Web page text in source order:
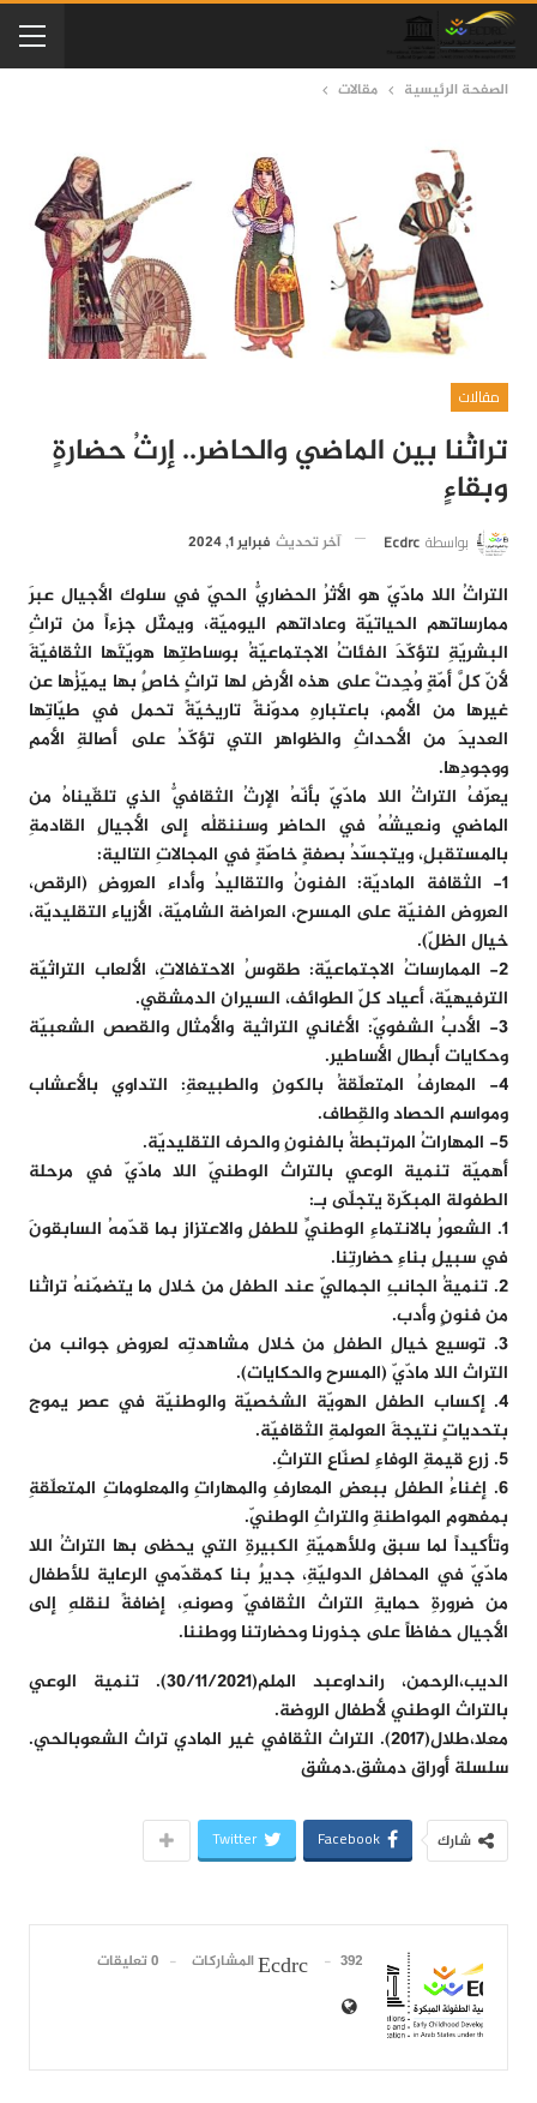
الصفحة الرئيسية مقالات
مقالات
تراثُنا بين الماضي والحاضر.. إرثُ حضارةٍ
وبقاءٍ
بواسطة Ecdrc آخر تحديث فبراير 1, 2024
التراثُ اللا مادّيّ هو الأثرُ الحضاريُّ الحيّ في سلوك الأجيال عبرَ
ممارساتهم الحياتيّة وعاداتهم اليوميّة، ويمثّل جزءاً من تراثِ
البشريّةِ لتؤكّدَ الفئاتُ الاجتماعيّةُ بوساطتِها هويّتَها الثقافيّةَ
لأنّ كلَّ أمّةٍ وُجِدتْ على هذه الأرضِ لها تراثٍ خاصٌٍ بها يميّزُها عن
غيرِها من الأممِ، باعتبارِهِ مدوّنةً تاريخيّةً تحمل في طيّاتِها
العديدَ من الأحداثِ والظواهرِ التي تؤكّدُ على أصالةِ الأممِ
ووجودِها.
يعرّفُ التراثُ اللا مادّيّ بأنّهُ الإرثُ الثقافيُّ الذي تلقّيناهُ من
الماضي ونعيشُهُ في الحاضرِ وسننقلُه إلى الأجيالِ القادمةِ
بالمستقبلِ، ويتجسّدُ بصفةٍ خاصّةٍ في المجالاتِ التالية:
1- الثقافة الماديّة: الفنونُ والتقاليدُ وأداء العروضِ (الرقص،
العروض الفنيّة على المسرح، العراضة الشاميّة، الأزياء التقليديّة،
خيال الظلّ).
2- الممارساتُ الاجتماعيّة: طقوسُ الاحتفالاتِ، الألعاب التراثيّة
الترفيهيّة، أعياد كلّ الطوائف، السيران الدمشقي.
3- الأدبُ الشفويّ: الأغاني التراثية والأمثال والقصص الشعبيّة
وحكايات أبطال الأساطير.
4- المعارفُ المتعلّقةُ بالكونِ والطبيعةِ: التداوي بالأعشاب
ومواسم الحصاد والقِطاف.
5- المهاراتُ المرتبطةُ بالفنونِ والحرف التقليديّة.
أهميّة تنمية الوعي بالتراث الوطنيّ اللا مادّيّ في مرحلة
الطفولة المبكّرة يتجلّى بـ:
١. الشعورُ بالانتماءِ الوطنيِّ للطفلِ والاعتزازِ بما قدّمهُ السابقونَ
في سبيلِ بناءِ حضارتِنا.
٢. تنميةُ الجانبِ الجماليّ عند الطفل من خلال ما يتضمّنهُ تراثُنا
من فنونٍ وأدب.
٣. توسيع خيالِ الطفلِ من خلال مشاهدتِه لعروضِ جوانب من
التراث اللا مادّيّ (المسرح والحكايات).
٤. إكساب الطفل الهويّة الشخصيّة والوطنيّة في عصر يموج
بتحدياتٍ نتيجةَ العولمةِ الثقافيّة.
٥. زرع قيمةِ الوفاءِ لصنّاعِ التراثِ.
٦. إغناءُ الطفلِ ببعضِ المعارفِ والمهاراتِ والمعلوماتِ المتعلّقةِ
بمفهومِ المواطنةِ والتراثِ الوطنيّ.
وتأكيداً لما سبق وللأهميّةِ الكبيرةِ التي يحظى بها التراثُ اللا
مادّيّ في المحافلِ الدوليّةِ، جديرٌ بنا كمقدّمي الرعاية للأطفال
من ضرورةِ حمايةِ التراث الثقافيّ وصونهِ، إضافةً لنقلهِ إلى
الأجيال حفاظاً على جذورنا وحضارتنا ووطننا.
الديب،الرحمن، رانداوعبد الملم(٣٠/١١/٢٠٢١). تنمية الوعي
بالتراث الوطني لأطفال الروضة.
معلا،طلال(٢٠١٧). التراث الثقافي غير المادي تراث الشعوبالحي.
سلسلة أوراق دمشق.دمشق
شارك Facebook
Twitter
Ecdrc 392 المشاركات 0 تعليقات